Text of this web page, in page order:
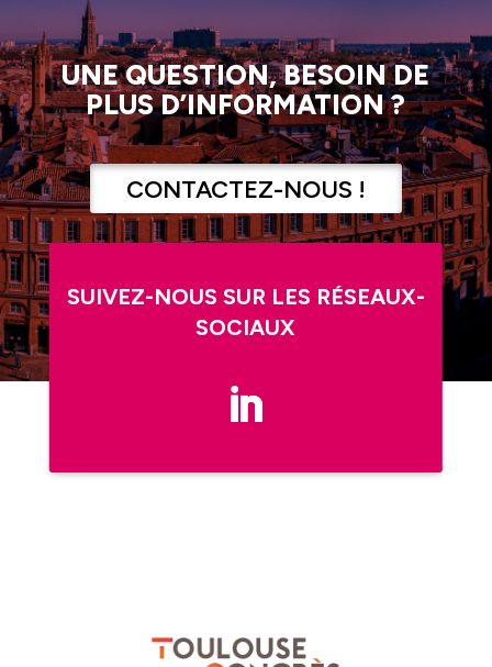
UNE QUESTION, BESOIN DE
PLUS D’INFORMATION ?
CONTACTEZ-NOUS !
SUIVEZ-NOUS SUR LES RÉSEAUX-
SOCIAUX